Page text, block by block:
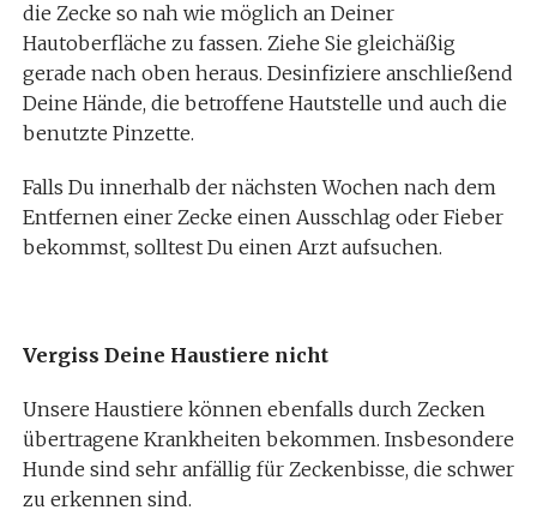
die Zecke so nah wie möglich an Deiner
Hautoberfläche zu fassen. Ziehe Sie gleichäßig
gerade nach oben heraus. Desinfiziere anschließend
Deine Hände, die betroffene Hautstelle und auch die
benutzte Pinzette.
Falls Du innerhalb der nächsten Wochen nach dem
Entfernen einer Zecke einen Ausschlag oder Fieber
bekommst, solltest Du einen Arzt aufsuchen.
Vergiss Deine Haustiere nicht
Unsere Haustiere können ebenfalls durch Zecken
übertragene Krankheiten bekommen. Insbesondere
Hunde sind sehr anfällig für Zeckenbisse, die schwer
zu erkennen sind.